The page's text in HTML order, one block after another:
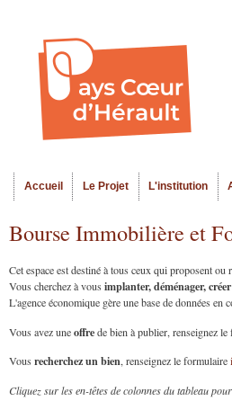
Menu principal
Accueil Le Projet L'institution
Bourse Immobilière et
Cet espace est destiné à tous ceux qui proposent ou
Vous cherchez à vous implanter, déménager,
L'agence économique gère une base de données
Vous avez uneoffrede bien à publier, renseignez
Vous recherchez un bien, renseignez le formulaire
Cliquez sur les en-têtes de colonnes du tableau